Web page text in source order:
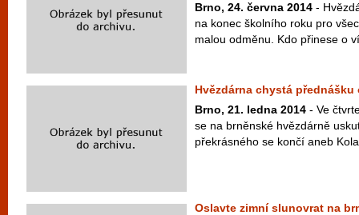
Brno, 24. června 2014 -
na konec školního roku pro
malou odměnu. Kdo přinese o
Hvězdárna chystá
Brno, 21. ledna 2014 - Ve
se na brněnské hvězdárně
překrásného se končí aneb
Oslavte zimní slunovrat na